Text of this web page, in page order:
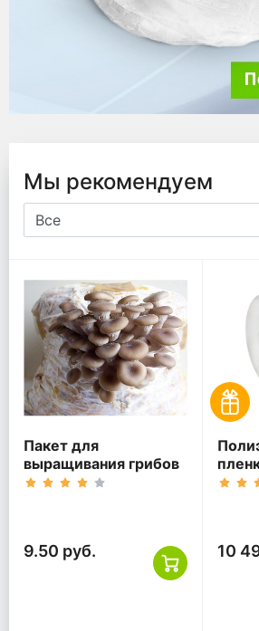
Мы рекомендуем
Пакет для
выращивания грибов
9.50 руб. 10